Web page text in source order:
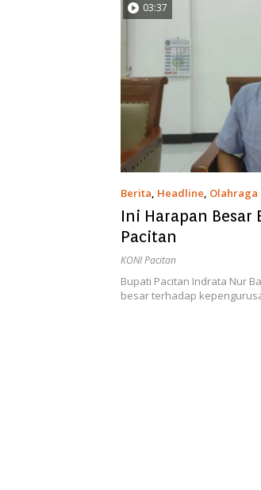
03:37
Berita, Headline, Olahraga
Ini Harapan Besar
Pacitan
KONI Pacitan
Bupati Pacitan Indrata Nur
besar terhadap